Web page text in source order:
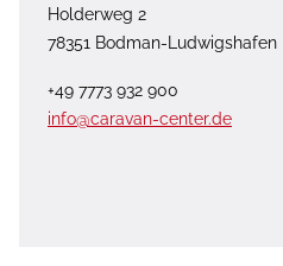
Holderweg 2
78351 Bodman-Ludwigshafen
+49 7773 932 900
info@caravan-center.de